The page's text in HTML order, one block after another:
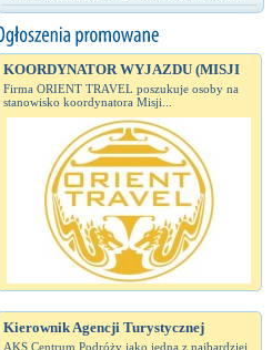
KOORDYNATOR WYJAZDU (MISJI
Firma ORIENT TRAVEL poszukuje osoby na
stanowisko koordynatora Misji...
Kierownik Agencji Turystycznej
AKS Centrum Podróży jako jedna z najbardziej